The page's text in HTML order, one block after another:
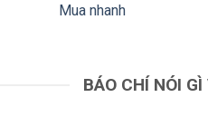
Mua nhanh
BÁO CHÍ NÓI